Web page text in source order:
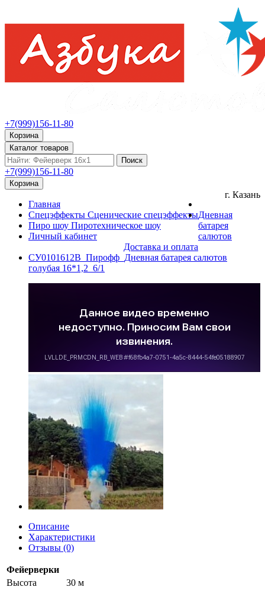
+7(999)156-11-80
Корзина
Каталог товаров
Поиск
+7(999)156-11-80
Корзина
Главная
Спецэффекты Сценические спецэффекты
Пиро шоу Пиротехническое шоу
Личный кабинет
Доставка и оплата
г. Казань
Дневная
батарея
салютов
СУ0101612B_Пирофф_Дневная батарея салютов
голубая 16*1,2_6/1
Описание
Характеристики
Отзывы (0)
Фейерверки
Высота
30 м